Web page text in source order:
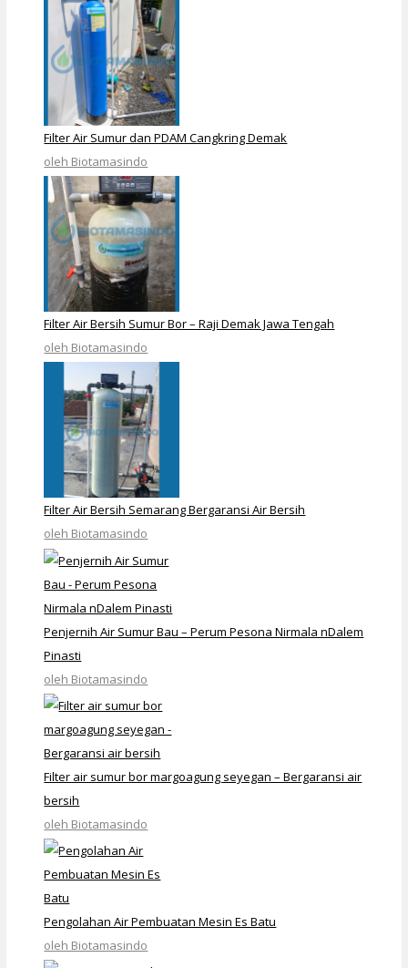
Filter Air Sumur dan PDAM Cangkring Demak
oleh Biotamasindo
Filter Air Bersih Sumur Bor – Raji Demak Jawa Tengah
oleh Biotamasindo
Filter Air Bersih Semarang Bergaransi Air Bersih
oleh Biotamasindo
Penjernih Air Sumur Bau – Perum Pesona Nirmala nDalem
Pinasti
oleh Biotamasindo
Filter air sumur bor margoagung seyegan – Bergaransi air
bersih
oleh Biotamasindo
Pengolahan Air Pembuatan Mesin Es Batu
oleh Biotamasindo